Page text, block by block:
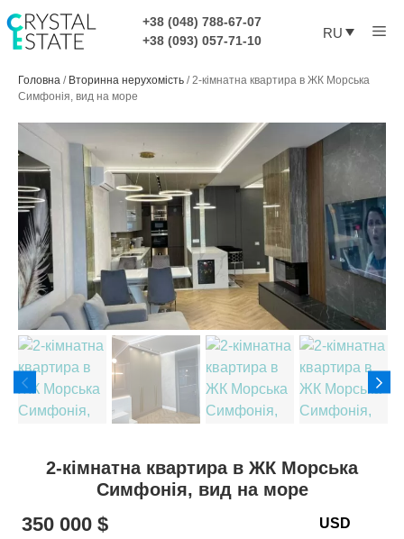
содержимому
+38 (048) 788-67-07
+38 (093) 057-71-10
RU
Головна / Вторинна нерухомість /2-кімнатна квартира в ЖК Морська
Симфонія, вид на море
2-кімнатна квартира в ЖК Морська
Симфонія, вид на море
350 000 $